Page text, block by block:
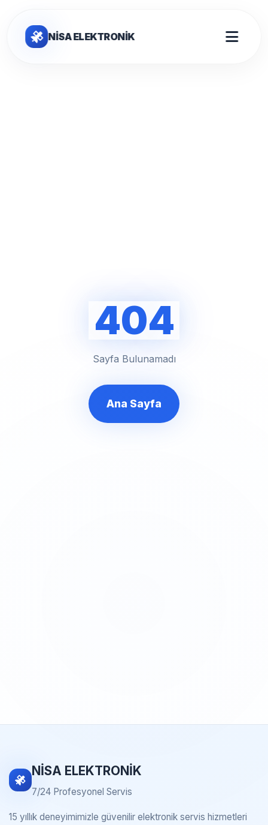
NİSA ELEKTRONİK
404
Sayfa Bulunamadı
Ana Sayfa
NİSA ELEKTRONİK
7/24 Profesyonel Servis
15 yıllık deneyimimizle güvenilir elektronik servis hizmetleri